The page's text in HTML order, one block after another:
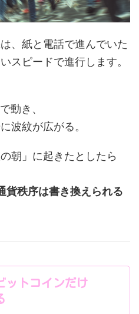
、紙と電話で進んでいた
スピードで進行します。
動き、
波紋が広がる。
朝」に起きたとしたら
貨秩序は書き換えられる
ットコインだけ